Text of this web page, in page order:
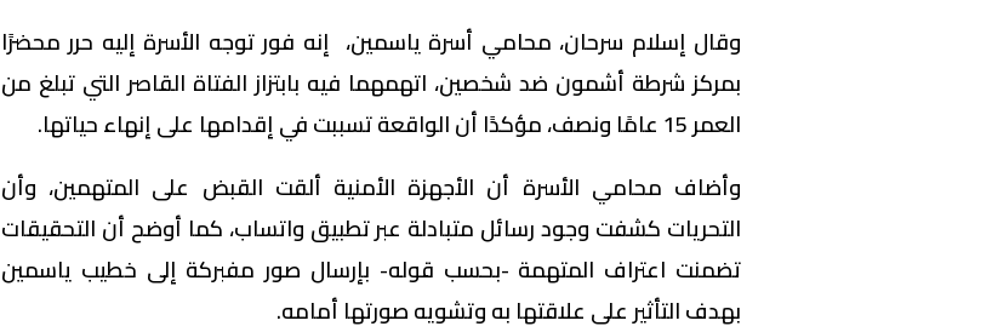
وقال إسلام سرحان، محامي أسرة ياسمين، إنه فور توجه الأسرة إليه حرر محضرًا
بمركز شرطة أشمون ضد شخصين، اتهمهما فيه بابتزاز الفتاة القاصر التي تبلغ من
العمر 15 عامًا ونصف، مؤكدًا أن الواقعة تسببت في إقدامها على إنهاء حياتها.
وأضاف محامي الأسرة أن الأجهزة الأمنية ألقت القبض على المتهمين، وأن
التحريات كشفت وجود رسائل متبادلة عبر تطبيق واتساب، كما أوضح أن التحقيقات
تضمنت اعتراف المتهمة -بحسب قوله- بإرسال صور مفبركة إلى خطيب ياسمين
بهدف التأثير على علاقتها به وتشويه صورتها أمامه.